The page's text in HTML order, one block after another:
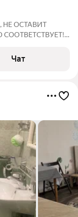
НЕ ОСТАВИТ
фен,посуда,
Чат